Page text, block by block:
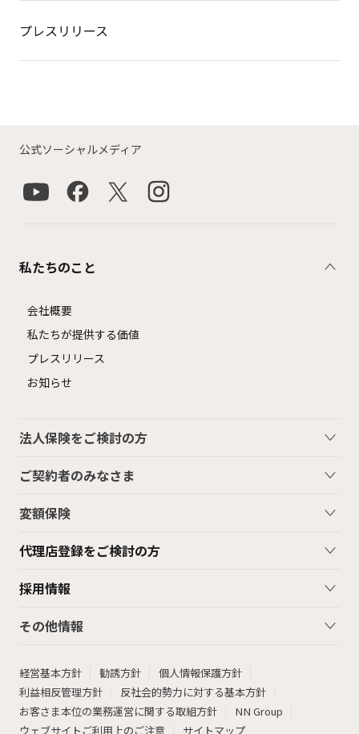
プレスリリース
公式ソーシャルメディア
私たちのこと
会社概要
私たちが提供する価値
プレスリリース
お知らせ
法人保険をご検討の方
ご契約者のみなさま
変額保険
代理店登録をご検討の方
採用情報
その他情報
経営基本方針 勧誘方針
個人情報保護方針
利益相反管理方針
反社会的勢力に対する基本方針
お客さま本位の業務運営に関する取組方針
NN Group
ウェブサイトご利用上のご注意
サイトマップ